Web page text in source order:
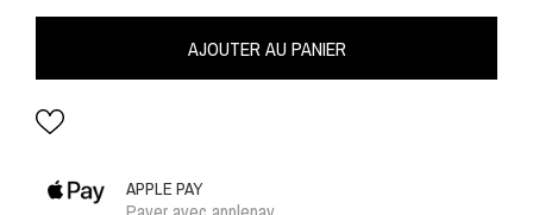
AJOUTER AU PANIER
APPLE PAY